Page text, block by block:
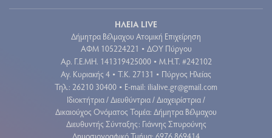
ΗΛΕΙΑ LIVE
Δήμητρα Βέλμαχου Ατομική Επιχείρηση
ΑΦΜ 105224221 • ΔΟΥ Πύργου
Aρ. Γ.Ε.ΜΗ. 141319425000 • Μ.Η.Τ. #242102
Αγ. Κυριακής 4 • Τ.Κ. 27131 • Πύργος Ηλείας
Τηλ.: 26210 30400 • E-mail: ilialive.gr@gmail.com
Ιδιοκτήτρια / Διευθύντρια / Διαχειρίστρια /
Δικαιούχος Ονόματος Τομέα: Δήμητρα Βέλμαχου
Διευθυντής Σύνταξης: Γιάννης Σπυρούνης